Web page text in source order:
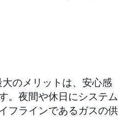
のメリットは、安心感
。夜間や休日にシステム
フラインであるガスの供